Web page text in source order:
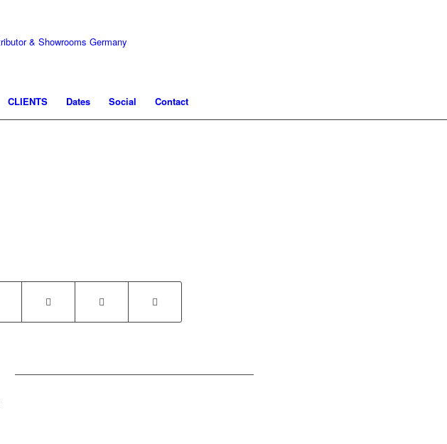
CLIENTS Dates Social Contact